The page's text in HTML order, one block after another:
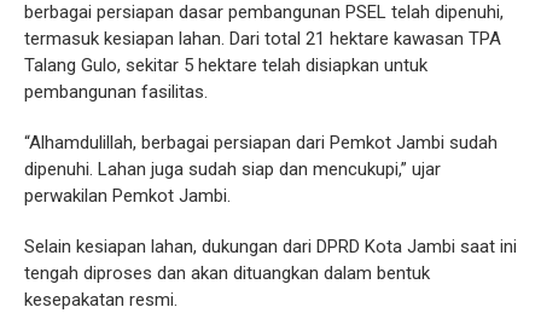
berbagai persiapan dasar pembangunan PSEL telah dipenuhi,
termasuk kesiapan lahan. Dari total 21 hektare kawasan TPA
Talang Gulo, sekitar 5 hektare telah disiapkan untuk
pembangunan fasilitas.
“Alhamdulillah, berbagai persiapan dari Pemkot Jambi sudah
dipenuhi. Lahan juga sudah siap dan mencukupi,” ujar
perwakilan Pemkot Jambi.
Selain kesiapan lahan, dukungan dari DPRD Kota Jambi saat ini
tengah diproses dan akan dituangkan dalam bentuk
kesepakatan resmi.